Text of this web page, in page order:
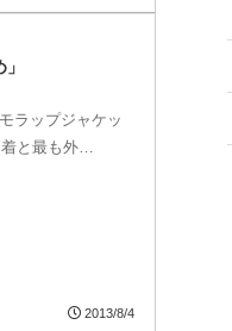
ラップジャケッ
着と最も外…
2013/8/4